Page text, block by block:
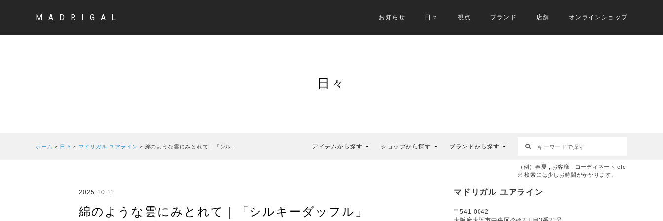
MADRIGAL お知らせ 日々 視点 ブランド 店舗 オンラインショップ
日々
ホーム > 日々 > マドリガル ユアライン > 綿のような雲にみとれて｜「シル… アイテムから探す ショップから探す ブランドから探す
（例）春夏 , お客様 , コーディネート etc
※ 検索には少しお時間がかかります。
2025.10.11
綿のような雲にみとれて｜「シルキーダッフル」
マドリガル ユアライン
〒541-0042